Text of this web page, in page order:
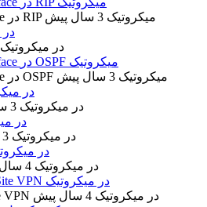
پیاده سازی Passive Interface در RIP میکروتیک 3 سال پیش
راه اندازی RIP در میکروتیک
پیاده سازی Passive Interface در OSPF میکروتیک 3 سال پیش
احراز هویت OSPF در میکروتیک 3 سال پیش
راه اندازی OSPF در میکروتیک 3 سال پیش
راه اندازی OpenVPN در میکروتیک 4 سال پیش
راه اندازی PPTP Site to Site VPN در میکروتیک 4 سال پیش